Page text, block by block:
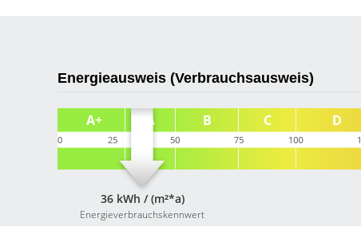
Energieausweis (Verbrauchsausweis)
36 kWh / (m²*a)
Energieverbrauchskennwert